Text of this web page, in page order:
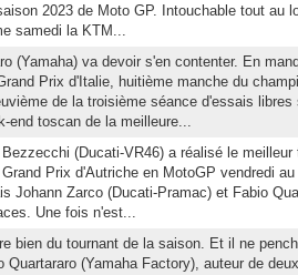
2023 de Moto GP. Intouchable tout au
samedi la KTM...
(Yamaha) va devoir s'en contenter. En
Prix d'Italie, huitième manche du
de la troisième séance d'essais
end toscan de la meilleure...
(Ducati-VR46) a réalisé le
Prix d'Autriche en MotoGP vendredi
Johann Zarco (Ducati-Pramac) et Fabio
Une fois n'est...
bien du tournant de la saison. Et il ne
Quartararo (Yamaha Factory), auteur de